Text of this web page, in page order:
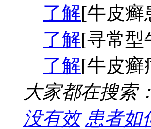
了解[牛皮癣
了解[寻常型
了解[牛皮癣
大家都在搜索：
没有效 患者如